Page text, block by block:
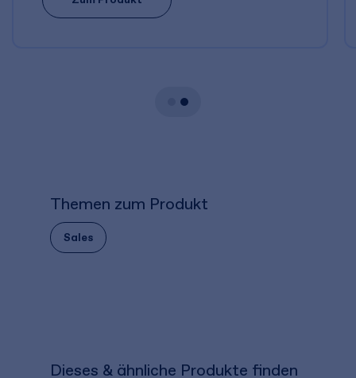
Themen zum Produkt
Sales
Dieses & ähnliche Produkte finden